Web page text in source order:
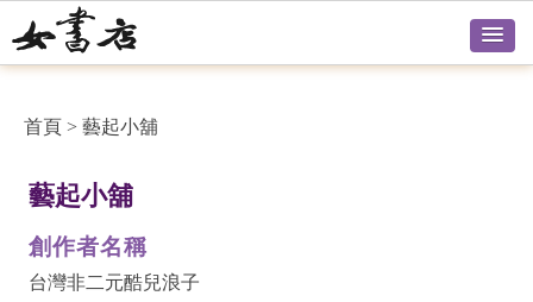
首頁 > 藝起小舖
藝起小舖
創作者名稱
台灣非二元酷兒浪子